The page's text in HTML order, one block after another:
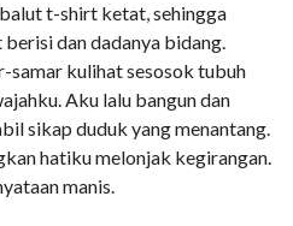
t-shirt ketat, sehingga
dan dadanya bidang.
samar kulihat sesosok tubuh
Aku lalu bangun dan
sikap duduk yang menantang.
hatiku melonjak kegirangan.
manis.